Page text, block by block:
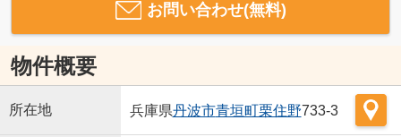
お問い合わせ(無料)
物件概要
所在地 兵庫県丹波市青垣町栗住野733-3